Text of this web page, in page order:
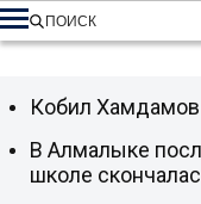
ПОИСК
Кобил
В Алмалыке
школе